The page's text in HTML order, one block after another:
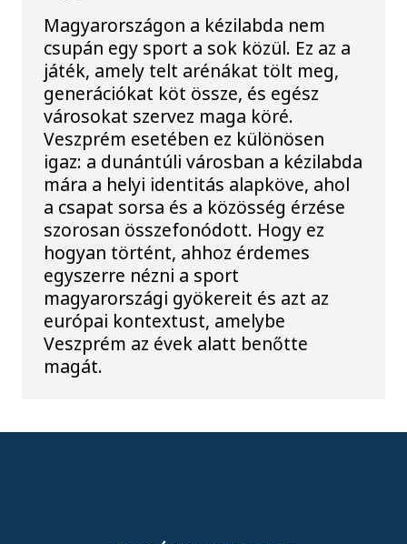
Magyarországon a kézilabda nem
csupán egy sport a sok közül. Ez az a
játék, amely telt arénákat tölt meg,
generációkat köt össze, és egész
városokat szervez maga köré.
Veszprém esetében ez különösen
igaz: a dunántúli városban a kézilabda
mára a helyi identitás alapköve, ahol
a csapat sorsa és a közösség érzése
szorosan összefonódott. Hogy ez
hogyan történt, ahhoz érdemes
egyszerre nézni a sport
magyarországi gyökereit és azt az
európai kontextust, amelybe
Veszprém az évek alatt benőtte
magát.